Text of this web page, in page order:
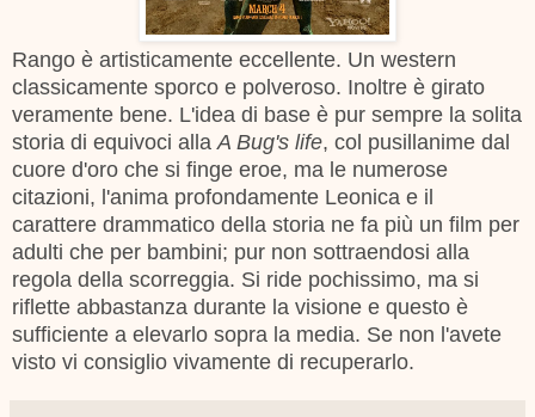
Rango è artisticamente eccellente. Un western
classicamente sporco e polveroso. Inoltre è girato
veramente bene. L'idea di base è pur sempre la solita
storia di equivoci alla A Bug's life, col pusillanime dal
cuore d'oro che si finge eroe, ma le numerose
citazioni, l'anima profondamente Leonica e il
carattere drammatico della storia ne fa più un film per
adulti che per bambini; pur non sottraendosi alla
regola della scorreggia. Si ride pochissimo, ma si
riflette abbastanza durante la visione e questo è
sufficiente a elevarlo sopra la media. Se non l'avete
visto vi consiglio vivamente di recuperarlo.